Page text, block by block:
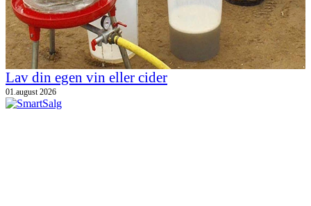
Lav din egen vin eller cider
01.august 2026